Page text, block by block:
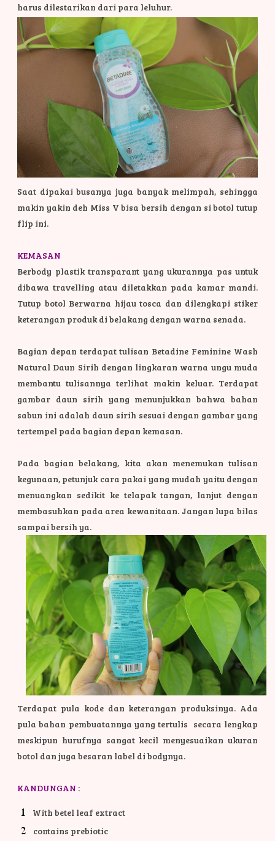
harus dilestarikan dari para leluhur.
Saat dipakai busanya juga banyak melimpah, sehingga
makin yakin deh Miss V bisa bersih dengan si botol tutup
flip ini.
KEMASAN
Berbody plastik transparant yang ukurannya pas untuk
dibawa travelling atau diletakkan pada kamar mandi.
Tutup botol Berwarna hijau tosca dan dilengkapi stiker
keterangan produk di belakang dengan warna senada.
Bagian depan terdapat tulisan Betadine Feminine Wash
Natural Daun Sirih dengan lingkaran warna ungu muda
membantu tulisannya terlihat makin keluar. Terdapat
gambar daun sirih yang menunjukkan bahwa bahan
sabun ini adalah daun sirih sesuai dengan gambar yang
tertempel pada bagian depan kemasan.
Pada bagian belakang, kita akan menemukan tulisan
kegunaan, petunjuk cara pakai yang mudah yaitu dengan
menuangkan sedikit ke telapak tangan, lanjut dengan
membasuhkan pada area kewanitaan. Jangan lupa bilas
sampai bersih ya.
Terdapat pula kode dan keterangan produksinya. Ada
pula bahan pembuatannya yang tertulis secara lengkap
meskipun hurufnya sangat kecil menyesuaikan ukuran
botol dan juga besaran label di bodynya.
KANDUNGAN :
With betel leaf extract
contains prebiotic